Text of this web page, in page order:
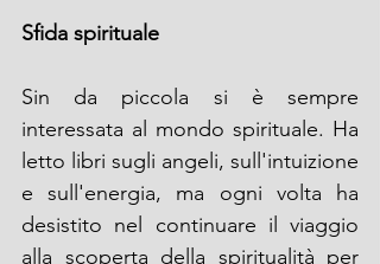
Sfida spirituale
Sin da piccola si è sempre
interessata al mondo spirituale. Ha
letto libri sugli angeli, sull'intuizione
e sull'energia, ma ogni volta ha
desistito nel continuare il viaggio
alla scoperta della spiritualità per